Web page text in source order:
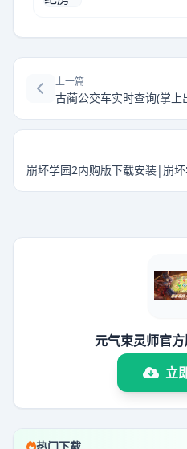
上一篇
古蔺公交车实时查询(掌
元气束灵师官
立
热门下载